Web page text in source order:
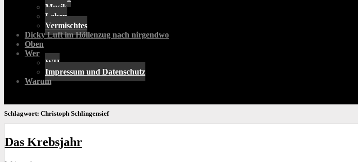
Musik
Leben
Vermischtes
Dicky Luft im Höllenzug nach nirgendwo
Oben
Wer
WH
Impressum und Datenschutz
Warum
Schlagwort: Christoph Schlingensief
Das Krebsjahr